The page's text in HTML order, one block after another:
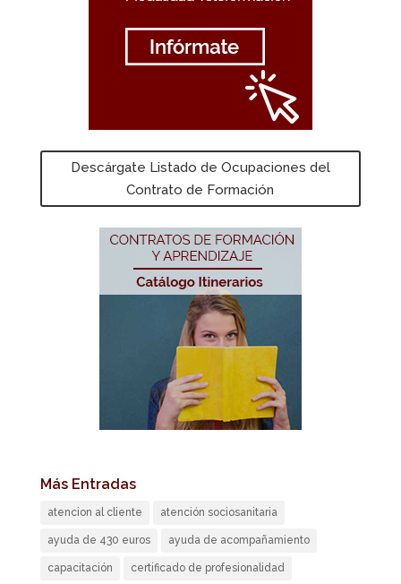
Descárgate Listado de Ocupaciones del
Contrato de Formación
Más Entradas
atencion al cliente atención sociosanitaria
ayuda de 430 euros ayuda de acompañamiento
capacitación certificado de profesionalidad